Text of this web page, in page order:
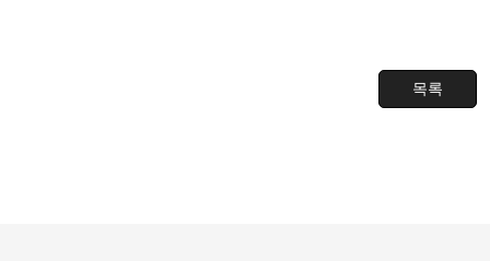
목록